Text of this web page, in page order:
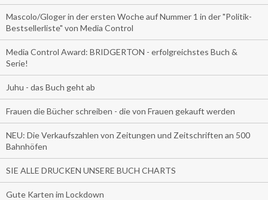
Mascolo/Gloger in der ersten Woche auf Nummer 1 in der "Politik-
Bestsellerliste" von Media Control
Media Control Award: BRIDGERTON - erfolgreichstes Buch &
Serie!
Juhu - das Buch geht ab
Frauen die Bücher schreiben - die von Frauen gekauft werden
NEU: Die Verkaufszahlen von Zeitungen und Zeitschriften an 500
Bahnhöfen
SIE ALLE DRUCKEN UNSERE BUCH CHARTS
Gute Karten im Lockdown